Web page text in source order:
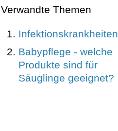
Verwandte Themen
Infektionskrankheiten
Babypflege - welche
Produkte sind für
Säuglinge geeignet?